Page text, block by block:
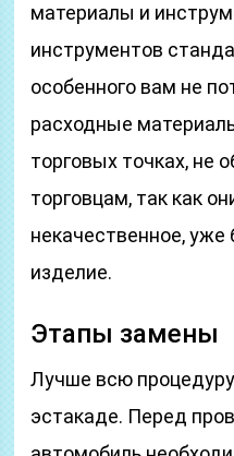
материалы и
инструментов
особенного вам не
расходные
торговых точках, не
торговцам, так как
некачественное,
изделие.
Этапы замены
Лучше всю
эстакаде. Перед